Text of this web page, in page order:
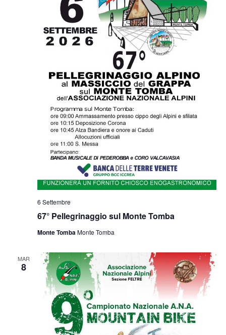
67° Pellegrinaggio sul Monte Tomba
6 Settembre
Monte TombaMonte Tomba
MAR
8